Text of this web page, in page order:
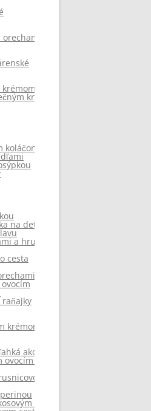
od Tamaminky.
krémom
krémom
na detskú oslavu
a hruškami
cesta
raňajky
krémom
ako vánok
a krémom
chuťou
nádychom